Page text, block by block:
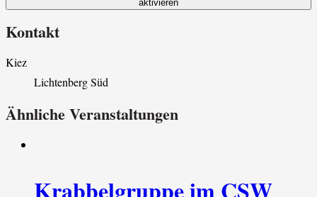
aktivieren
Kontakt
Kiez
Lichtenberg Süd
Ähnliche Veranstaltungen